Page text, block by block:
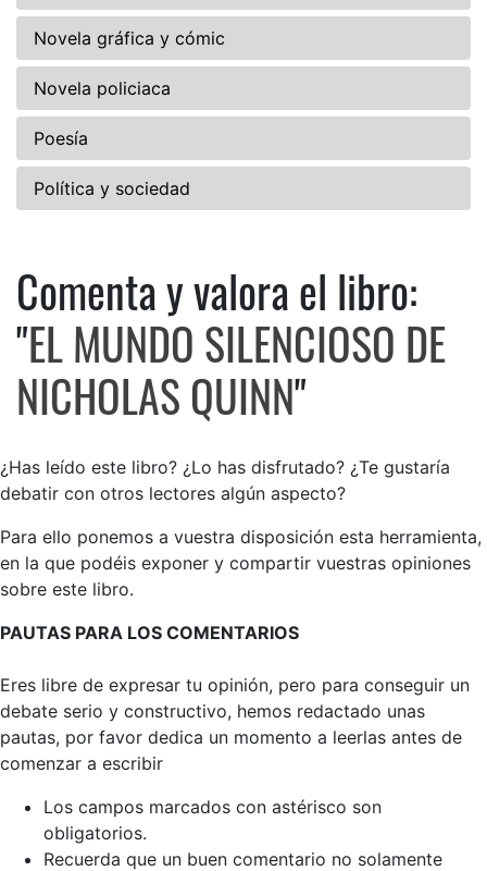
Novela gráfica y cómic
Novela policiaca
Poesía
Política y sociedad
Comenta y valora el libro: EL
Comenta y valora el libro:
"EL MUNDO SILENCIOSO DE
NICHOLAS QUINN"
¿Has leído este libro? ¿Lo has disfrutado? ¿Te gustaría
debatir con otros lectores algún aspecto?
Para ello ponemos a vuestra disposición esta herramienta,
en la que podéis exponer y compartir vuestras opiniones
sobre este libro.
PAUTAS PARA LOS COMENTARIOS
Eres libre de expresar tu opinión, pero para conseguir un
debate serio y constructivo, hemos redactado unas
pautas, por favor dedica un momento a leerlas antes de
comenzar a escribir
Los campos marcados con astérisco son
obligatorios.
Recuerda que un buen comentario no solamente